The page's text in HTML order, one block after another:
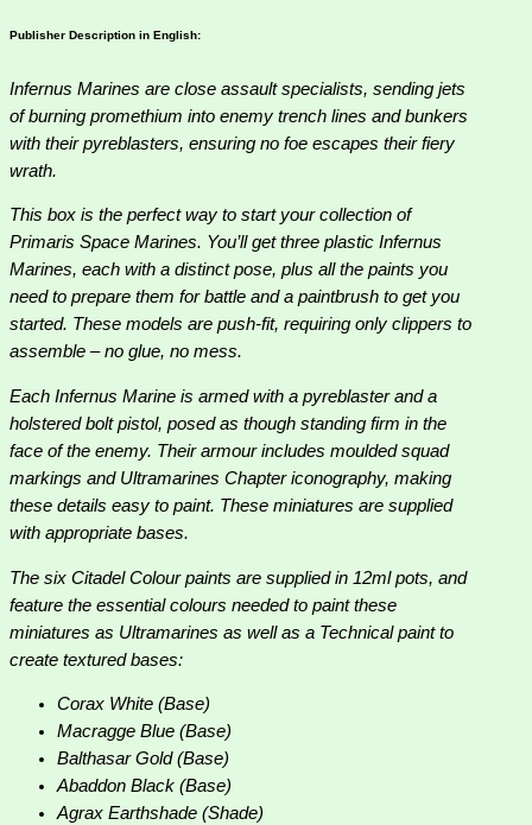
Publisher Description in English:
Infernus Marines are close assault specialists, sending jets
of burning promethium into enemy trench lines and bunkers
with their pyreblasters, ensuring no foe escapes their fiery
wrath.
This box is the perfect way to start your collection of
Primaris Space Marines. You’ll get three plastic Infernus
Marines, each with a distinct pose, plus all the paints you
need to prepare them for battle and a paintbrush to get you
started. These models are push-fit, requiring only clippers to
assemble – no glue, no mess.
Each Infernus Marine is armed with a pyreblaster and a
holstered bolt pistol, posed as though standing firm in the
face of the enemy. Their armour includes moulded squad
markings and Ultramarines Chapter iconography, making
these details easy to paint. These miniatures are supplied
with appropriate bases.
The six Citadel Colour paints are supplied in 12ml pots, and
feature the essential colours needed to paint these
miniatures as Ultramarines as well as a Technical paint to
create textured bases:
Corax White (Base)
Macragge Blue (Base)
Balthasar Gold (Base)
Abaddon Black (Base)
Agrax Earthshade (Shade)